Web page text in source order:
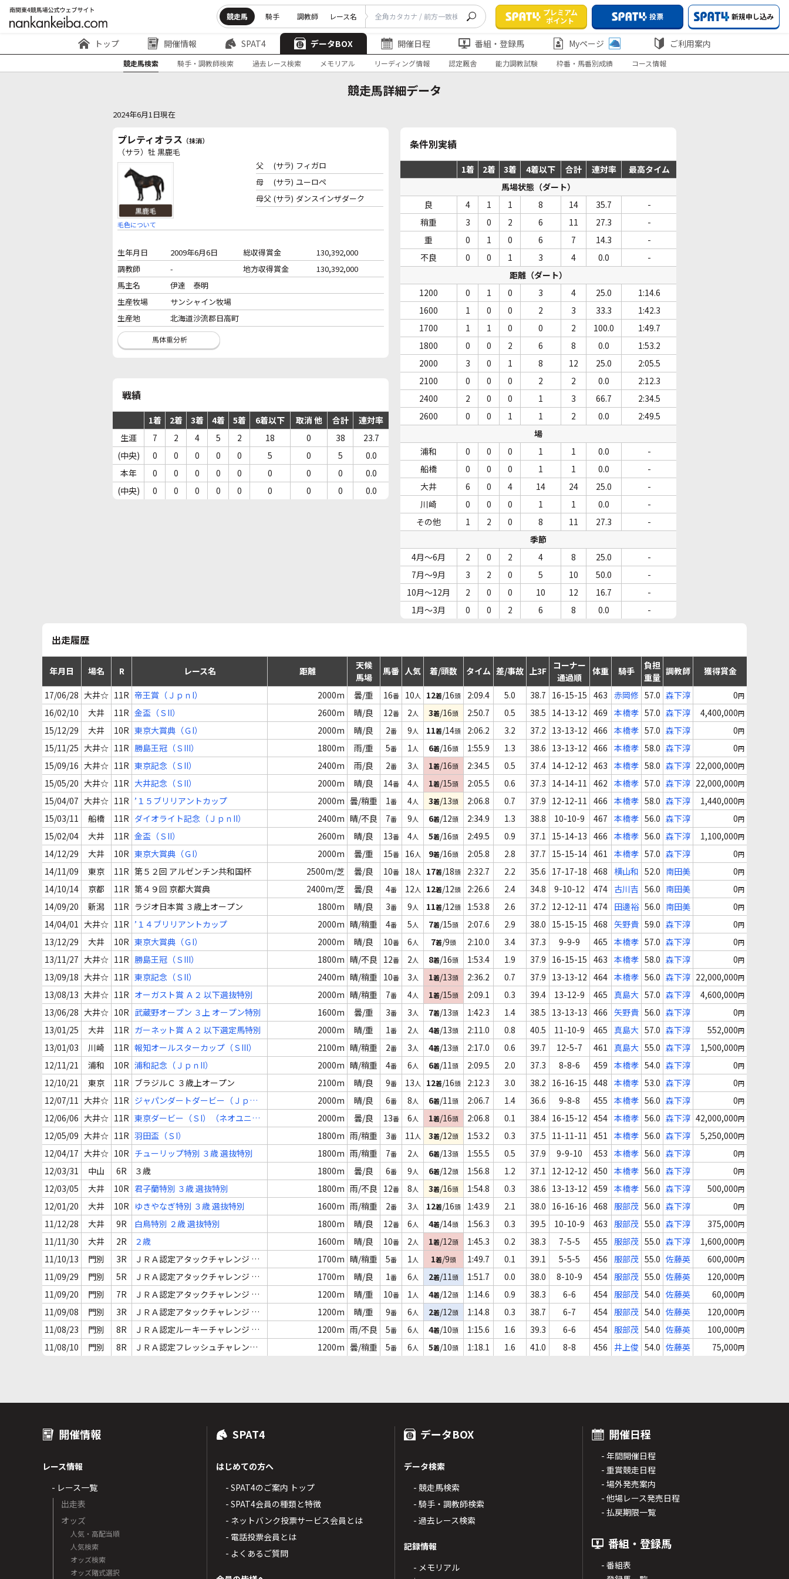
競走馬 騎手 調教師 レース名
プレミアム
ポイント
投票 新規申し込み
トップ 開催情報 SPAT4 データBOX 開催日程 番組・登録馬 Myページ ご利用案内
競走馬検索 騎手・調教師検索 過去レース検索 メモリアル リーディング情報 認定厩舎 能力調教試験 枠番・馬番別成績 コース情報
競走馬詳細データ
2024年6月1日現在
プレティオラス （抹消）
（サラ）牡 黒鹿毛
毛色について
父 (サラ) フィガロ
母
(サラ) ユーロペ
母父 (サラ) ダンスインザダーク
生年月日 2009年6月6日 総収得賞金
130,392,000
調教師
- 地方収得賞金
130,392,000
馬主名
伊達 泰明
生産牧場
サンシャイン牧場
生産地
北海道沙流郡日高町
戦績
1着 2着 3着 4着 5着 6着以下 取消 他 合計
連対率
生涯
7 2 4 5 2 18 0 38
23.7
(中央)
0 0 0 0 0 5 0 5
0.0
本年
0 0 0 0 0 0 0 0
0.0
(中央)
0 0 0 0 0 0 0 0 0.0
条件別実績
1着 2着 3着 4着以下 合計 連対率
最高タイム
馬場状態（ダート）
良
4 1 1 8 14 35.7
-
稍重
3 0 2 6 11 27.3
-
重
0 1 0 6 7 14.3
-
不良
0 0 1 3 4 0.0
-
距離（ダート）
1200
0 1 0 3 4 25.0
1:14.6
1600
1 0 0 2 3 33.3
1:42.3
1700
1 1 0 0 2 100.0
1:49.7
1800
0 0 2 6 8 0.0
1:53.2
2000
3 0 1 8 12 25.0
2:05.5
2100
0 0 0 2 2 0.0
2:12.3
2400
2 0 0 1 3 66.7
2:34.5
2600
0 0 1 1 2 0.0
2:49.5
場
浦和
0 0 0 1 1 0.0
-
船橋
0 0 0 1 1 0.0
-
大井
6 0 4 14 24 25.0
-
川崎
0 0 0 1 1 0.0
-
その他
1 2 0 8 11 27.3
-
季節
4月～6月
2 0 2 4 8 25.0
-
7月～9月
3 2 0 5 10 50.0
-
10月～12月
2 0 0 10 12 16.7
-
1月～3月
0 0 2 6 8 0.0 -
出走履歴
年月日 場名 R レース名 距離
天候
馬場
馬番 人気 着/頭数 タイム 差/事故 上3F コーナー
通過順
体重 騎手
負担
重量
調教師 獲得賞金
17/06/28 大井☆ 11R 帝王賞（ＪｐｎI） 2000m 曇/重 16番 10人 12着/16頭 2:09.4 5.0 38.7 16-15-15 463 赤岡修 57.0 森下淳 0円
16/02/10 大井 11R 金盃（ＳII） 2600m 晴/良 12番 2人 3着/16頭 2:50.7 0.5 38.5 14-13-12 469 本橋孝 57.0 森下淳 4,400,000円
15/12/29 大井 10R 東京大賞典（ＧI） 2000m 晴/良 2番 9人 11着/14頭 2:06.2 3.2 37.2 13-13-12 466 本橋孝 57.0 森下淳 0円
15/11/25 大井☆ 11R 勝島王冠（ＳIII） 1800m 雨/重 5番 1人 6着/16頭 1:55.9 1.3 38.6 13-13-12 466 本橋孝 58.0 森下淳 0円
15/09/16 大井☆ 11R 東京記念（ＳII） 2400m 雨/良 2番 3人 1着/16頭 2:34.5 0.5 37.4 14-12-12 463 本橋孝 58.0 森下淳 22,000,000円
15/05/20 大井☆ 11R 大井記念（ＳII） 2000m 晴/良 14番 4人 1着/15頭 2:05.5 0.6 37.3 14-14-11 462 本橋孝 57.0 森下淳 22,000,000円
15/04/07 大井☆ 11R ’１５ブリリアントカップ 2000m 曇/稍重 1番 4人 3着/13頭 2:06.8 0.7 37.9 12-12-11 466 本橋孝 58.0 森下淳 1,440,000円
15/03/11 船橋 11R ダイオライト記念（ＪｐｎII） 2400m 晴/不良 7番 9人 6着/12頭 2:34.9 1.3 38.8 10-10-9 467 本橋孝 56.0 森下淳 0円
15/02/04 大井 11R 金盃（ＳII） 2600m 晴/良 13番 4人 5着/16頭 2:49.5 0.9 37.1 15-14-13 466 本橋孝 56.0 森下淳 1,100,000円
14/12/29 大井 10R 東京大賞典（ＧI） 2000m 曇/重 15番 16人 9着/16頭 2:05.8 2.8 37.7 15-15-14 461 本橋孝 57.0 森下淳 0円
14/11/09 東京 11R 第５２回 アルゼンチン共和国杯 2500m/芝 曇/良 10番 18人 17着/18頭 2:32.7 2.2 35.6 17-17-18 468 横山和 52.0 南田美 0円
14/10/14 京都 11R 第４９回 京都大賞典 2400m/芝 曇/良 4番 12人 12着/12頭 2:26.6 2.4 34.8 9-10-12 474 古川吉 56.0 南田美 0円
14/09/20 新潟 11R ラジオ日本賞 ３歳上オープン 1800m 晴/良 3番 9人 11着/12頭 1:53.8 2.6 37.2 12-12-11 474 田邊裕 56.0 南田美 0円
14/04/01 大井☆ 11R ’１４ブリリアントカップ 2000m 晴/稍重 4番 5人 7着/15頭 2:07.6 2.9 38.0 15-15-15 468 矢野貴 59.0 森下淳 0円
13/12/29 大井 10R 東京大賞典（ＧI） 2000m 晴/良 10番 6人 7着/9頭 2:10.0 3.4 37.3 9-9-9 465 本橋孝 57.0 森下淳 0円
13/11/27 大井☆ 11R 勝島王冠（ＳIII） 1800m 晴/不良 12番 2人 8着/16頭 1:53.4 1.9 37.9 16-15-15 463 本橋孝 58.0 森下淳 0円
13/09/18 大井☆ 11R 東京記念（ＳII） 2400m 晴/稍重 10番 3人 1着/13頭 2:36.2 0.7 37.9 13-13-12 464 本橋孝 56.0 森下淳 22,000,000円
13/08/13 大井☆ 11R オーガスト賞 Ａ２ 以下選抜特別 2000m 晴/稍重 7番 4人 1着/15頭 2:09.1 0.3 39.4 13-12-9 465 真島大 57.0 森下淳 4,600,000円
13/06/28 大井☆ 10R 武蔵野オープン ３上 オープン特別 1600m 曇/重 3番 3人 7着/13頭 1:42.3 1.4 38.5 13-13-13 466 矢野貴 56.0 森下淳 0円
13/01/25 大井 11R ガーネット賞 Ａ２ 以下選定馬特別 2000m 晴/重 1番 2人 4着/13頭 2:11.0 0.8 40.5 11-10-9 465 真島大 57.0 森下淳 552,000円
13/01/03 川崎 11R 報知オールスターカップ（ＳIII） 2100m 晴/稍重 2番 3人 4着/13頭 2:17.0 0.6 39.7 12-5-7 461 真島大 55.0 森下淳 1,500,000円
12/11/21 浦和 10R 浦和記念（ＪｐｎII） 2000m 晴/稍重 4番 6人 6着/11頭 2:09.5 2.0 37.3 8-8-6 459 本橋孝 54.0 森下淳 0円
12/10/21 東京 11R ブラジルＣ ３歳上オープン 2100m 晴/良 9番 13人 12着/16頭 2:12.3 3.0 38.2 16-16-15 448 本橋孝 53.0 森下淳 0円
12/07/11 大井☆ 11R ジャパンダートダービー（Ｊｐｎ
I）
2000m 晴/良 6番 8人 6着/11頭 2:06.7 1.4 36.6 9-8-8 455 本橋孝 56.0 森下淳 0円
12/06/06 大井☆ 11R 東京ダービー（ＳI）（ネオユニヴ
ァー
2000m 曇/良 13番 6人 1着/16頭 2:06.8 0.1 38.4 16-15-12 454 本橋孝 56.0 森下淳 42,000,000円
12/05/09 大井☆ 11R 羽田盃（ＳI） 1800m 雨/稍重 3番 11人 3着/12頭 1:53.2 0.3 37.5 11-11-11 451 本橋孝 56.0 森下淳 5,250,000円
12/04/17 大井☆ 10R チューリップ特別 ３歳 選抜特別 1800m 雨/稍重 7番 2人 6着/13頭 1:55.5 0.5 37.9 9-9-10 453 本橋孝 56.0 森下淳 0円
12/03/31 中山 6R ３歳 1800m 曇/良 6番 9人 6着/12頭 1:56.8 1.2 37.1 12-12-12 450 本橋孝 56.0 森下淳 0円
12/03/05 大井 10R 君子蘭特別 ３歳 選抜特別 1800m 雨/不良 12番 8人 3着/16頭 1:54.8 0.3 38.6 13-13-12 459 本橋孝 56.0 森下淳 500,000円
12/01/20 大井 10R ゆきやなぎ特別 ３歳 選抜特別 1600m 雨/稍重 2番 3人 12着/16頭 1:43.9 2.1 38.0 16-16-16 468 服部茂 56.0 森下淳 0円
11/12/28 大井 9R 白鳥特別 ２歳 選抜特別 1800m 晴/良 12番 6人 4着/14頭 1:56.3 0.3 39.5 10-10-9 463 服部茂 55.0 森下淳 375,000円
11/11/30 大井 2R ２歳 1600m 晴/良 10番 2人 1着/12頭 1:45.3 0.2 38.3 7-5-5 455 服部茂 55.0 森下淳 1,600,000円
11/10/13 門別 3R
ＪＲＡ認定アタックチャレンジ ２
歳 認定未勝利
1700m 晴/稍重 5番 1人 1着/9頭 1:49.7 0.1 39.1 5-5-5 456 服部茂 55.0 佐藤英 600,000円
11/09/29 門別 5R
ＪＲＡ認定アタックチャレンジ ２
歳 認定未勝利
1700m 晴/良 1番 6人 2着/11頭 1:51.7 0.0 38.0 8-10-9 454 服部茂 55.0 佐藤英 120,000円
11/09/20 門別 7R
ＪＲＡ認定アタックチャレンジ ２
歳 認定未勝利
1200m 晴/重 10番 1人 4着/12頭 1:14.6 0.9 38.3 6-6 454 服部茂 54.0 佐藤英 60,000円
11/09/08 門別 3R
ＪＲＡ認定アタックチャレンジ ２
歳 認定未勝利
1200m 晴/重 9番 6人 2着/12頭 1:14.8 0.3 38.7 6-7 454 服部茂 54.0 佐藤英 120,000円
11/08/23 門別 8R
ＪＲＡ認定ルーキーチャレンジ ２
歳 認定未勝利
1200m 雨/不良 5番 6人 4着/10頭 1:15.6 1.6 39.3 6-6 454 服部茂 54.0 佐藤英 100,000円
11/08/10 門別 8R
ＪＲＡ認定フレッシュチャレンジ
1200m 曇/稍重 5番 6人 5着/10頭 1:18.1 1.6 41.0 8-8 456 井上俊 54.0 佐藤英 75,000円
開催情報
レース情報
- レース一覧
出走表
オッズ
人気・高配当順
人気検索
オッズ検索
オッズ賭式選択
SPAT4
はじめての方へ
- SPAT4のご案内 トップ
- SPAT4会員の種類と特徴
- ネットバンク投票サービス会員とは
- 電話投票会員とは
- よくあるご質問
データBOX
データ検索
- 競走馬検索
- 騎手・調教師検索
- 過去レース検索
記録情報
- メモリアル
開催日程
- 年間開催日程
- 重賞競走日程
- 場外発売案内
- 他場レース発売日程
- 払戻期限一覧
番組・登録馬
- 番組表